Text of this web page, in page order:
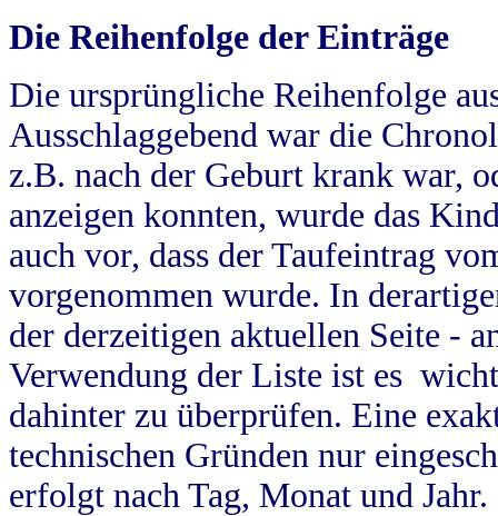
Die Reihenfolge der Einträge
Die ursprüngliche Reihenfolge
Ausschlaggebend war die
z.B. nach der Geburt krank war,
anzeigen konnten, wurde das
auch vor, dass der Taufeintrag
vorgenommen wurde. In
der derzeitigen aktuellen Seite -
Verwendung der Liste ist es
dahinter zu überprüfen. Eine
technischen Gründen nur
erfolgt nach Tag, Monat und Jahr.